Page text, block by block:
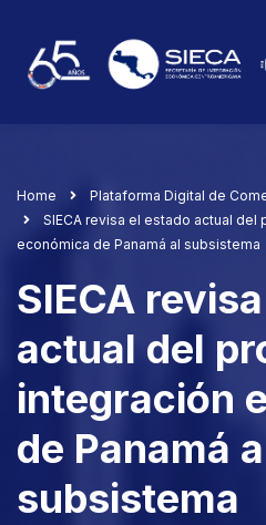
Home
Plataforma Digital de
SIECA revisa el estado actual
económica de Panamá al subsistema
SIECA
actual del
integración
de Panamá
subsistema